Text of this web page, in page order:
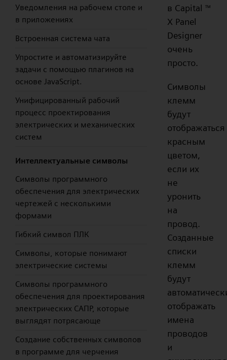
Уведомления на рабочем столе и
в приложениях
Встроенная система чата
Упростите и автоматизируйте
задачи с помощью плагинов на
основе JavaScript.
Унифицированный рабочий
процесс проектирования
электрических и механических
систем
Интеллектуальные символы
Символы программного
обеспечения для электрических
чертежей с несколькими
формами
Гибкий символ ПЛК
Символы, которые понимают
электрические системы
Символы программного
обеспечения для проектирования
электрических САПР, которые
выглядят потрясающе
Создание собственных символов
в программе для черчения
в Capital ™
X Panel
Designer
очень
просто.
Символы
клемм
будут
отображаться
красным
цветом,
если их
не
уронить
на
провод.
Созданные
списки
клемм
будут
отображать
имена
проводов
и